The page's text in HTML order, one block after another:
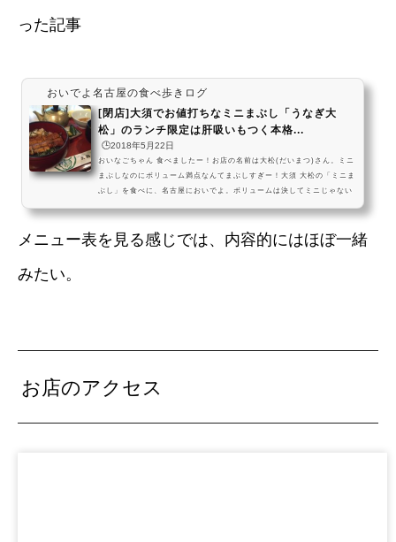
った記事
おいでよ名古屋の食べ歩きログ
[閉店]大須でお値打ちなミニまぶし「うなぎ大
松」のランチ限定は肝吸いもつく本格...
🕒️2018年5月22日
おいなごちゃん 食べましたー！お店の名前は大松(だいまつ)さん。ミニ
まぶしなのにボリューム満点なんてまぶしすぎー！大須 大松の「ミニま
ぶし」を食べに、名古屋においでよ。ボリュームは決してミニじゃない
て、肝吸はもちろん、茶漬け用のダシも付いてくるんだ。お値打ちだ
よ。#飯テロ pic.twitter.com/obhm5xTCwk— おいでよ名古屋 (@oina
goya) 2016年5月19日新天地通沿いで赤門通側、メガロというパチスロ
メニュー表を見る感じでは、内容的にはほぼ一緒
みたい。
お店のアクセス